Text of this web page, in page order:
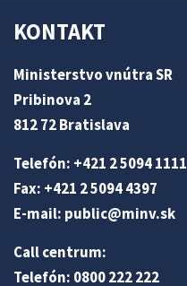
KONTAKT
Ministerstvo vnútra SR
Pribinova 2
812 72 Bratislava
Telefón: +421 2 5094 1111
Fax: +421 2 5094 4397
E-mail: public@minv.sk
Call centrum:
Telefón: 0800 222 222